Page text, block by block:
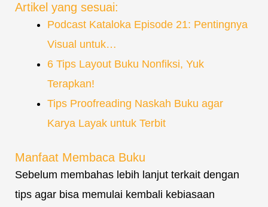
Artikel yang sesuai:
Podcast Kataloka Episode 21: Pentingnya
Visual untuk…
6 Tips Layout Buku Nonfiksi, Yuk
Terapkan!
Tips Proofreading Naskah Buku agar
Karya Layak untuk Terbit
Manfaat Membaca Buku
Sebelum membahas lebih lanjut terkait dengan
tips agar bisa memulai kembali kebiasaan